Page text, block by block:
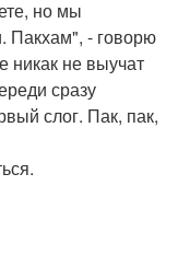
но мы
Пакхам", - говорю
никак не выучат
сразу
слог. Пак, пак,